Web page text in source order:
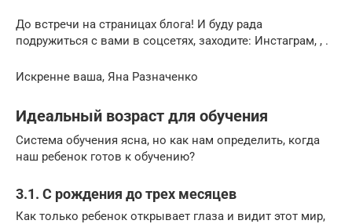
До встречи на страницах блога! И буду рада
подружиться с вами в соцсетях, заходите: Инстаграм, , .
Искренне ваша, Яна Разначенко
Идеальный возраст для обучения
Система обучения ясна, но как нам определить, когда
наш ребенок готов к обучению?
3.1. С рождения до трех месяцев
Как только ребенок открывает глаза и видит этот мир,